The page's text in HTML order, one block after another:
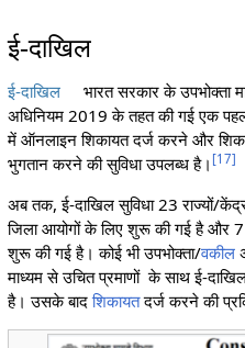
ई-दाखिल
ई-दाखिल
भारत सरकार के उपभोक्ता
अधिनियम 2019 के तहत की गई एक पहल
में ऑनलाइन शिकायत दर्ज करने और
भुगतान करने की सुविधा उपलब्ध है। [17]
अब तक, ई-दाखिल सुविधा 23 राज्यों/
जिला आयोगों के लिए शुरू की गई है और
शुरू की गई है। कोई भी उपभोक्ता/वकील
माध्यम से उचित प्रमाणों के साथ ई-
है। उसके बादशिकायतदर्ज करने की